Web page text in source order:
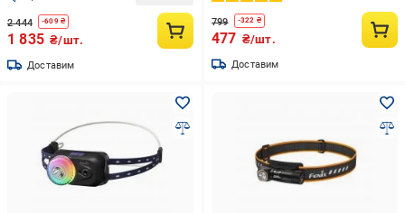
2 444 -609₴
1 835 ₴/шт.
Доставим
799 -322 ₴
477 ₴/шт.
Доставим